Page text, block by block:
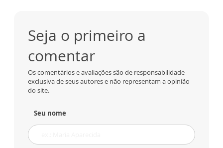
Seja o primeiro a
comentar
Os comentários e avaliações são de responsabilidade
exclusiva de seus autores e não representam a opinião
do site.
Seu nome